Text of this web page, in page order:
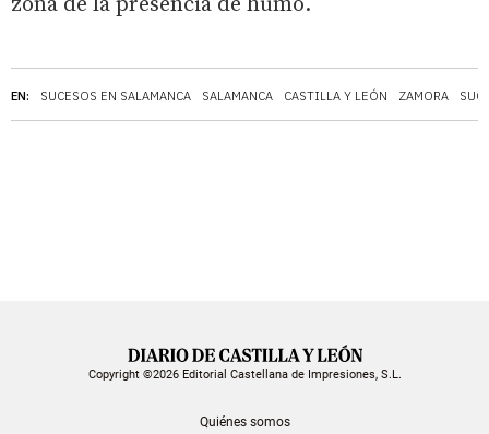
EN: SUCESOS EN SALAMANCA SALAMANCA CASTILLA Y LEÓN ZAMORA
Copyright ©2026 Editorial Castellana de Impresiones, S.L.
Quiénes somos